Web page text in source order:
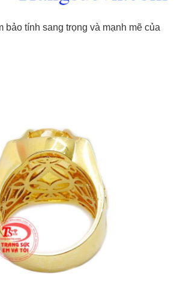
bảo tính sang trọng và mạnh mẽ của